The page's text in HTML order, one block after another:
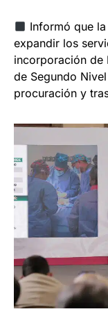
Informó que
expandir los
incorporación de
de Segundo
procuración y